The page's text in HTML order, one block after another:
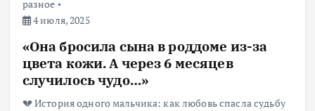
разное
4 июля, 2025
«Она бросила сына в роддоме из-за
цвета кожи. А через 6 месяцев
случилось чудо…»
💔 История одного мальчика: как любовь спасла судьбу